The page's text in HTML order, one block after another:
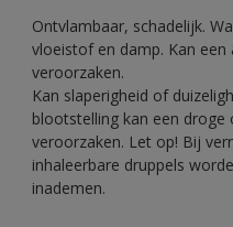
Ontvlambaar, schadelijk.
vloeistof en damp. Kan een
veroorzaken.
Kan slaperigheid of
blootstelling kan een droge
veroorzaken. Let op! Bij
inhaleerbare druppels
inademen.